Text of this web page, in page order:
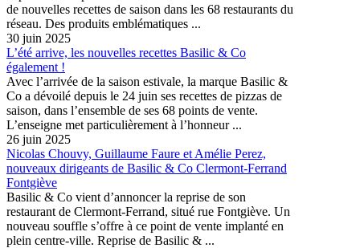
de nouvelles recettes de saison dans les 68 restaurants du
réseau. Des produits emblématiques ...
30 juin 2025
L’été arrive, les nouvelles recettes Basilic & Co
également !
Avec l’arrivée de la saison estivale, la marque Basilic &
Co a dévoilé depuis le 24 juin ses recettes de pizzas de
saison, dans l’ensemble de ses 68 points de vente.
L’enseigne met particulièrement à l’honneur ...
26 juin 2025
Nicolas Chouvy, Guillaume Faure et Amélie Perez,
nouveaux dirigeants de Basilic & Co Clermont-Ferrand
Fontgiève
Basilic & Co vient d’annoncer la reprise de son
restaurant de Clermont-Ferrand, situé rue Fontgiève. Un
nouveau souffle s’offre à ce point de vente implanté en
plein centre-ville. Reprise de Basilic & ...